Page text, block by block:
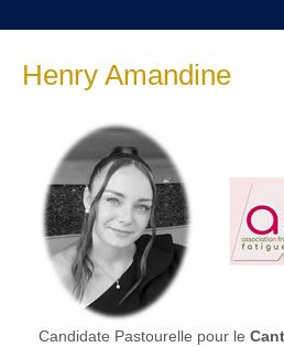
Henry Amandine
Candidate Pastourelle pour le